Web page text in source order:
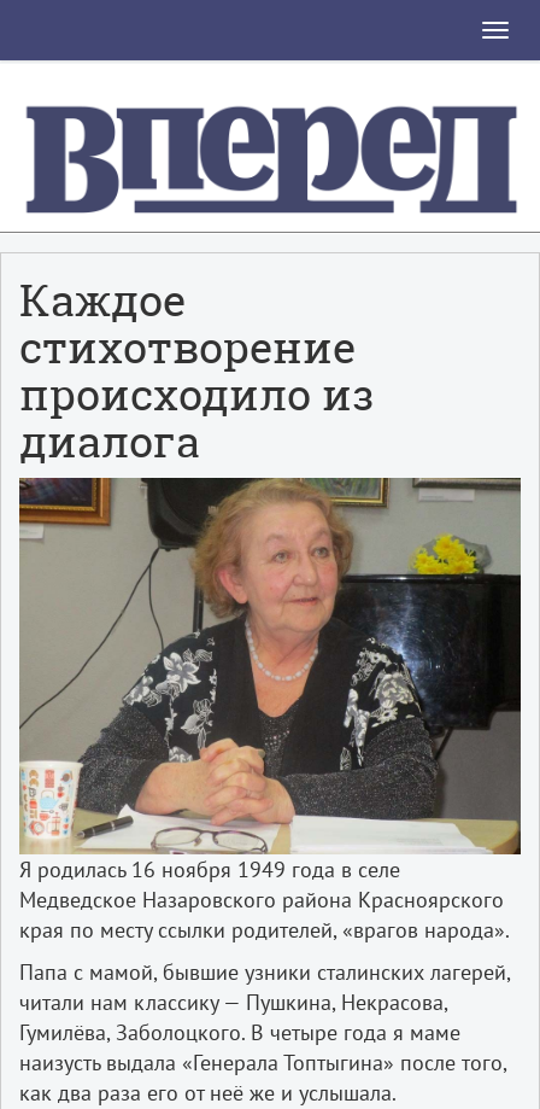
Toggle
Каждое
стихотворение
происходило из
диалога
Я родилась 16 ноября 1949 года в селе
Медведское Назаровского района Красноярского
края по месту ссылки родителей, «врагов народа».
Папа с мамой, бывшие узники сталинских лагерей,
читали нам классику — Пушкина, Некрасова,
Гумилёва, Заболоцкого. В четыре года я маме
наизусть выдала «Генерала Топтыгина» после того,
как два раза его от неё же и услышала.